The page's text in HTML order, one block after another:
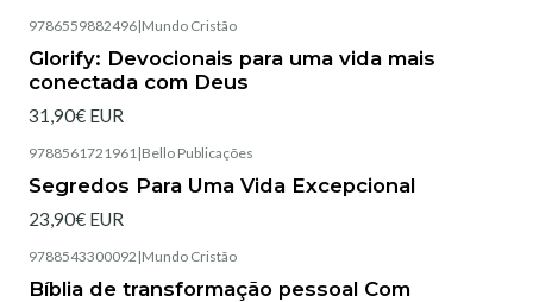
9786559882496|Mundo Cristão
Glorify: Devocionais para uma vida mais
conectada com Deus
31,90€ EUR
9788561721961 |Bello Publicações
Segredos Para Uma Vida Excepcional
23,90€ EUR
9788543300092 |Mundo Cristão
Bíblia de transformação pessoal Com